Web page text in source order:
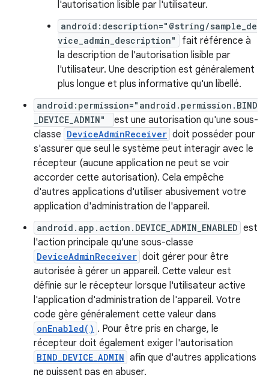
l'autorisation lisible par l'utilisateur.
android:description="@string/sample_de
vice_admin_description"
fait référence à
la description de l'autorisation lisible par
l'utilisateur. Une description est généralement
plus longue et plus informative qu'un libellé.
android:permission="android.permission.BIND
_DEVICE_ADMIN"
est une autorisation qu'une sous-
classe DeviceAdminReceiver doit posséder pour
s'assurer que seul le système peut interagir avec le
récepteur (aucune application ne peut se voir
accorder cette autorisation). Cela empêche
d'autres applications d'utiliser abusivement votre
application d'administration de l'appareil.
android.app.action.DEVICE_ADMIN_ENABLED est
l'action principale qu'une sous-classe
DeviceAdminReceiver doit gérer pour être
autorisée à gérer un appareil. Cette valeur est
définie sur le récepteur lorsque l'utilisateur active
l'application d'administration de l'appareil. Votre
code gère généralement cette valeur dans
onEnabled() . Pour être pris en charge, le
récepteur doit également exiger l'autorisation
BIND_DEVICE_ADMIN afin que d'autres applications
ne puissent pas en abuser.